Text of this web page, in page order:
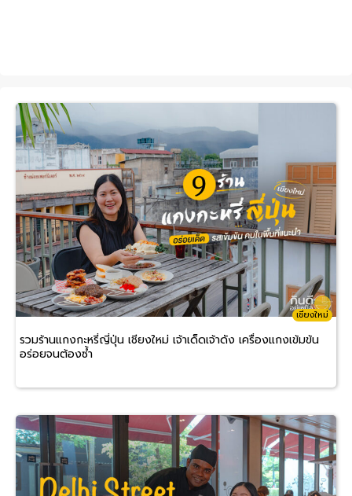
เชียงใหม่
รวมร้านแกงกะหรี่ญี่ปุ่น เชียงใหม่ เจ้าเด็ดเจ้าดัง เครื่องแกงเข้มข้น
อร่อยจนต้องซ้ำ